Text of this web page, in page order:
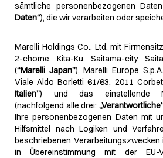
sämtliche personenbezogenen
Daten“), die wir verarbeiten oder
Marelli Holdings Co., Ltd. mit
2-chome, Kita-Ku, Saitama-city,
(“Marelli Japan”), Marelli Europe
Viale Aldo Borletti 61/63, 2011
Italien”) und das einstellende
(nachfolgend alle drei:
Ihre personenbezogenen Daten mit
Hilfsmittel nach Logiken und
beschriebenen Verarbeitungszwecken
in Übereinstimmung mit der EU-